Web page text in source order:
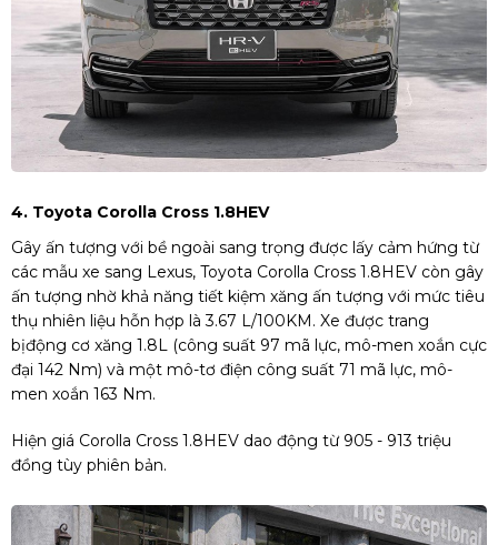
4. Toyota Corolla Cross 1.8HEV
Gây ấn tượng với bề ngoài sang trọng được lấy cảm hứng từ
các mẫu xe sang Lexus, Toyota Corolla Cross 1.8HEV còn gây
ấn tượng nhờ khả năng tiết kiệm xăng ấn tượng với mức tiêu
thụ nhiên liệu hỗn hợp là 3.67 L/100KM. Xe được trang
bịđộng cơ xăng 1.8L (công suất 97 mã lực, mô-men xoắn cực
đại 142 Nm) và một mô-tơ điện công suất 71 mã lực, mô-
men xoắn 163 Nm.
Hiện giá Corolla Cross 1.8HEV dao động từ 905 - 913 triệu
đồng tùy phiên bản.